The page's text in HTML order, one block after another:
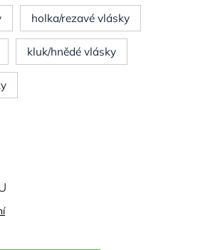
holka/rezavé vlásky
kluk/hnědé vlásky